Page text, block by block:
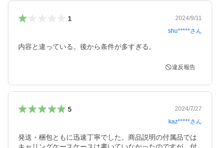
1
2024/9/11
shu*****さん
内容と違っている。後から条件が多すぎる。
違反報告
5
2024/7/27
kaz*****さん
発送・梱包ともに迅速丁寧でした。商品説明の付属品では